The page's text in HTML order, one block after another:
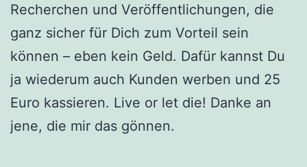
Recherchen und Veröffentlichungen, die
ganz sicher für Dich zum Vorteil sein
können – eben kein Geld. Dafür kannst Du
ja wiederum auch Kunden werben und 25
Euro kassieren. Live or let die! Danke an
jene, die mir das gönnen.